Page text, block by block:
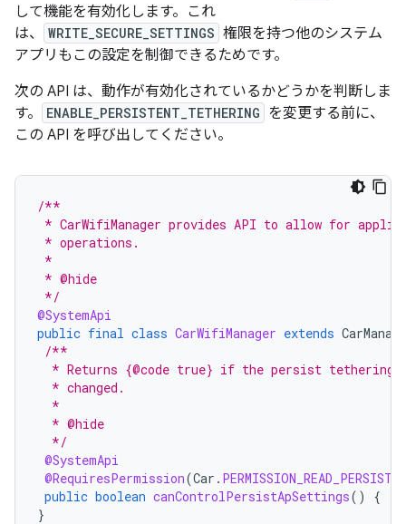
して機能を有効化します。これ
は、
WRITE_SECURE_SETTINGS 権限を持つ他のシステム
アプリもこの設定を制御できるためです。
次の API は、動作が有効化されているかどうかを判断しま
す。
ENABLE_PERSISTENT_TETHERING を変更する前に、
この API を呼び出してください。
/**
* CarWifiManager provides API to allow for
* operations.
*
* @hide
*/
@SystemApi
public final class CarWifiManager extends
/**
* Returns {@code true} if the persist tethering
  * changed.
  *
  * @hide
  */
@SystemApi
@RequiresPermission(Car .
public boolean canControlPersistApSettings() {
}